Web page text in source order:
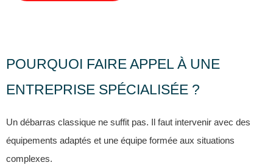
POURQUOI FAIRE APPEL À UNE
ENTREPRISE SPÉCIALISÉE ?
Un débarras classique ne suffit pas. Il faut intervenir avec des
équipements adaptés et une équipe formée aux situations
complexes.